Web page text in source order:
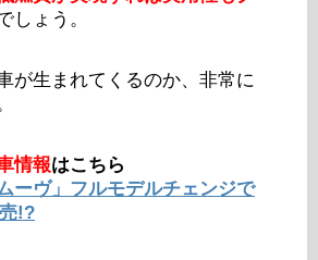
しょう。
が生まれてくるのか、非常に
情報はこちら
ーヴ」フルモデルチェンジで
!?